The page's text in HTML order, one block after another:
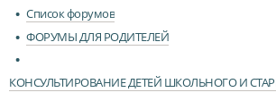
Список форумов
ФОРУМЫ ДЛЯ РОДИТЕЛЕЙ
КОНСУЛЬТИРОВАНИЕ ДЕТЕЙ ШКОЛЬНОГО И